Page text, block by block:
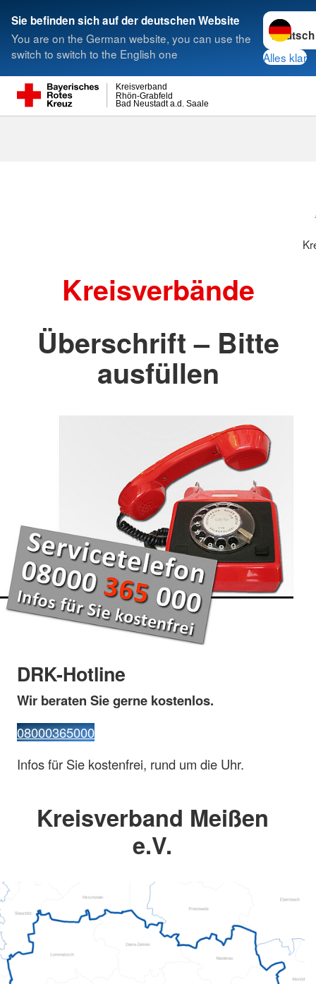
Sie befinden sich auf der deutschen Website
You are on the German website, you can use the
switch to switch to the English one
Sprache
Alles klar
Bad Neustadt a.d. Saale
Rhön-Grabfeld
Kreisverband
Suche
Kreisverbände
Überschrift – Bitte
ausfüllen
DRK-Hotline
Wir beraten Sie gerne kostenlos.
08000365000
Infos für Sie kostenfrei, rund um die Uhr.
Kreisverband Meißen
e.V.